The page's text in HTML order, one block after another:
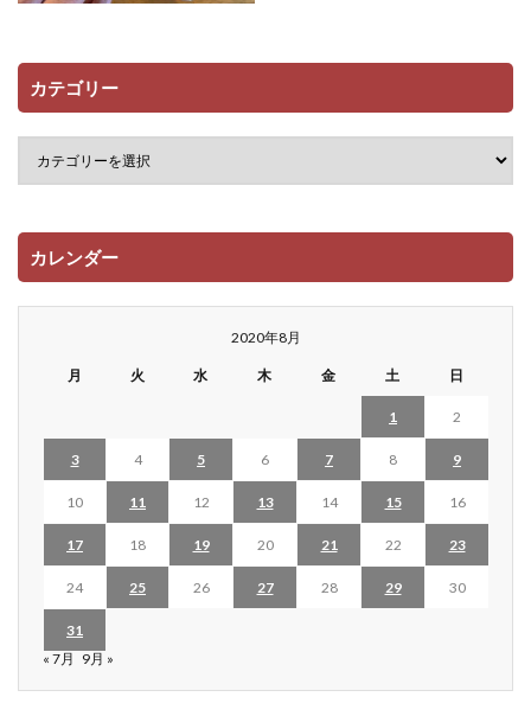
カテゴリー
カレンダー
2020年8月
月 火 水 木 金 土 日
1 2
3 4 5 6 7 8 9
10 11 12 13 14 15 16
17 18 19 20 21 22 23
24 25 26 27 28 29 30
31
« 7月 9月 »